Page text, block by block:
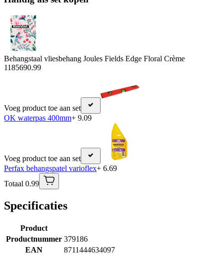
Behangstaal vliesbehang Joules Fields Edge Floral Crème
1185690.99
Voeg product toe aan set
OK waterpas 400mm+ 9.09
Voeg product toe aan set
Perfax behangspatel varioflex+ 6.69
Totaal 0.99
Specificaties
Product
Productnummer 379186
EAN
8711444634097